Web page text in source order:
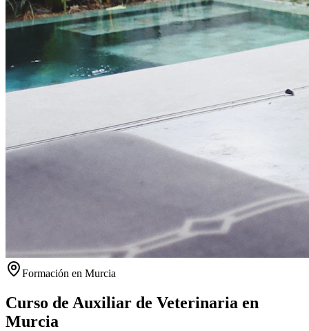
Formación en Murcia
Curso de Auxiliar de Veterinaria en
Murcia